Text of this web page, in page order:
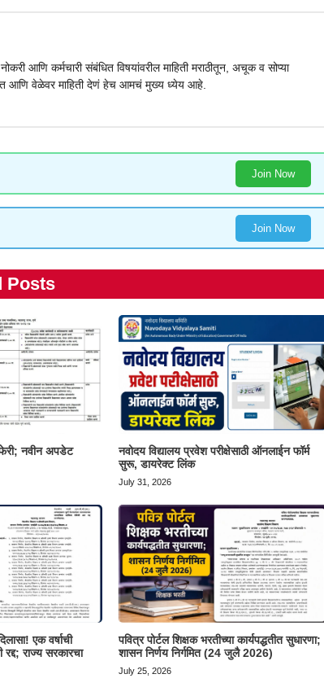
आणि कर्मचारी संबंधित विषयांवरील माहिती मराठीतून, अचूक व सोप्या
आणि वेळेवर माहिती देणं हेच आमचं मुख्य ध्येय आहे.
Join Now
Join Now
Posts
फेरी; नवीन अपडेट
नवोदय विद्यालय प्रवेश परीक्षेसाठी ऑनलाईन फॉर्म
सुरू, डायरेक्ट लिंक
July 31, 2026
एक वर्षाची
रद्द; राज्य सरकारचा
पवित्र पोर्टल शिक्षक भरतीच्या कार्यपद्धतीत सुधारणा;
शासन निर्णय निर्गमित (24 जुलै 2026)
July 25, 2026